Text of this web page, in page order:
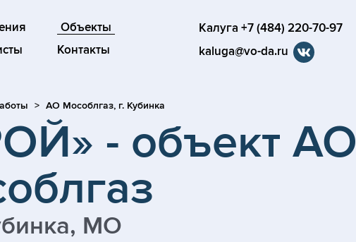
Объекты
Контакты
Калуга +7 (484) 220-70-97
kaluga@vo-da.ru
АО Мособлгаз, г. Кубинка
- объект АО
МО